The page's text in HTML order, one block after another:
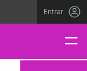
Entrar